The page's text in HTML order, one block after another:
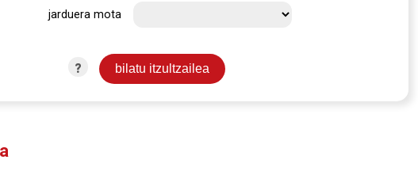
jarduera mota
?